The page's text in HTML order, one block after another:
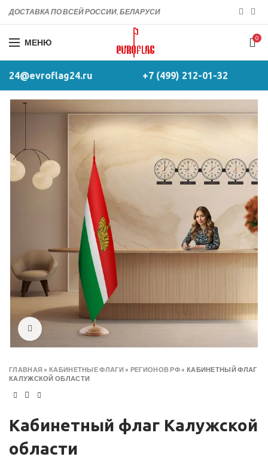
ДОСТАВКА ПО ВСЕЙ РОССИИ, БЕЛАРУСИ
МЕНЮ 0
24@evroflag24.ru +7 (499) 212-01-32
Click to enlarge
ГЛАВНАЯ »КАБИНЕТНЫЕ ФЛАГИ » РЕГИОНОВ РФ » КАБИНЕТНЫЙ ФЛАГ
КАЛУЖСКОЙ ОБЛАСТИ
Кабинетный флаг Калужской
области